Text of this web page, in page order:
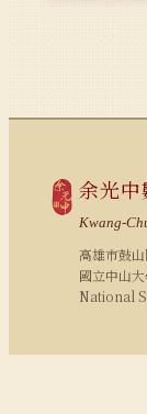
余光
Kwang-
高雄市鼓
國立中山
National